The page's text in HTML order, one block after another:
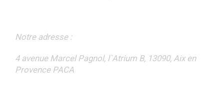
Notre adresse :
4 avenue Marcel Pagnol, l`Atrium B, 13090, Aix en
Provence PACA